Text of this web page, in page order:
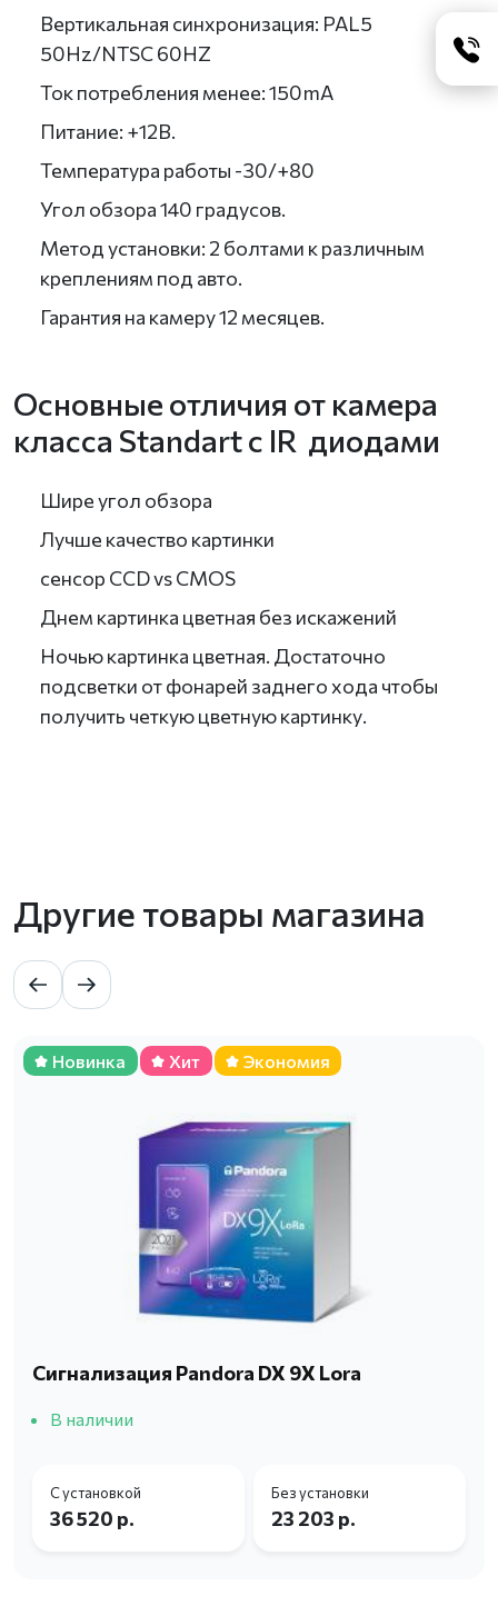
Вертикальная синхронизация: PAL5
50Hz/NTSC 60HZ
Ток потребления менее: 150mA
Питание: +12В.
Температура работы -30/+80
Угол обзора 140 градусов.
Метод установки: 2 болтами к различным
креплениям под авто.
Гарантия на камеру 12 месяцев.
Основные отличия от камера
класса Standart с IR диодами
Шире угол обзора
Лучше качество картинки
сенсор CCD vs CMOS
Днем картинка цветная без искажений
Ночью картинка цветная. Достаточно
подсветки от фонарей заднего хода чтобы
получить четкую цветную картинку.
Другие товары магазина
Новинка Хит Экономия
Сигнализация Pandora DX 9X Lora
В наличии
С установкой
36 520 р.
Без установки
23 203 р.